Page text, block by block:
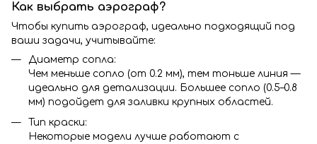
Как выбрать аэрограф?
Чтобы купить аэрограф, идеально подходящий под
ваши задачи, учитывайте:
Диаметр сопла:
Чем меньше сопло (от 0.2 мм), тем тоньше линия —
идеально для детализации. Большее сопло (0.5–0.8
мм) подойдет для заливки крупных областей.
Тип краски:
Некоторые модели лучше работают с